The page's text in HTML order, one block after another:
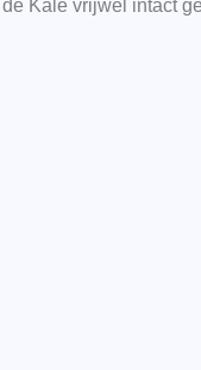
Kale vrijwel intact